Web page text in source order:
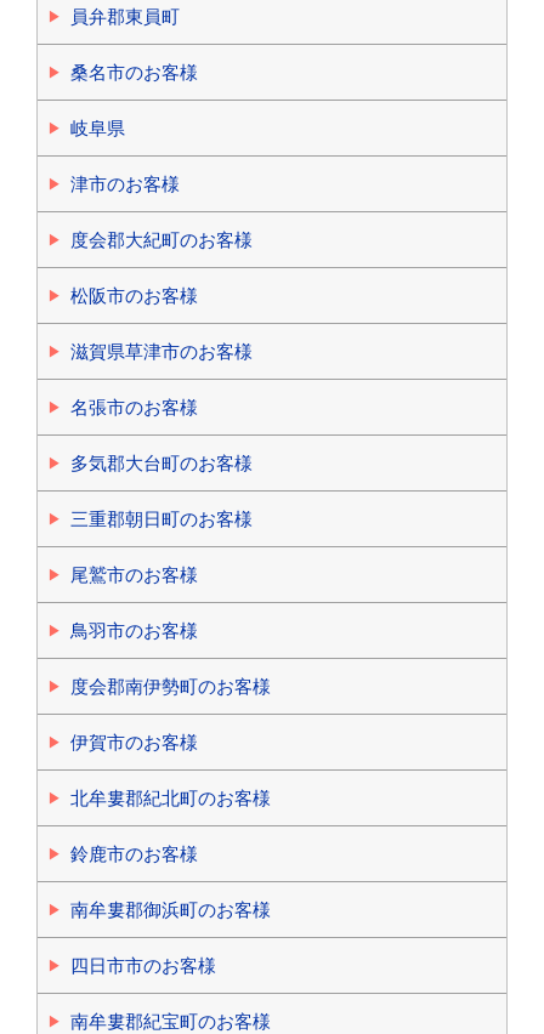
員弁郡東員町
桑名市のお客様
岐阜県
津市のお客様
度会郡大紀町のお客様
松阪市のお客様
滋賀県草津市のお客様
名張市のお客様
多気郡大台町のお客様
三重郡朝日町のお客様
尾鷲市のお客様
鳥羽市のお客様
度会郡南伊勢町のお客様
伊賀市のお客様
北牟婁郡紀北町のお客様
鈴鹿市のお客様
南牟婁郡御浜町のお客様
四日市市のお客様
南牟婁郡紀宝町のお客様